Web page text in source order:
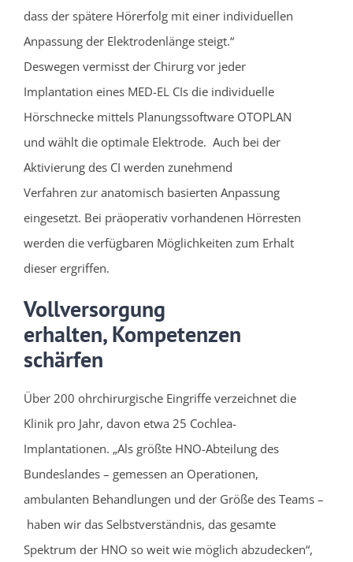
dass der spätere Hörerfolg mit einer individuellen
Anpassung der Elektrodenlänge steigt.“
Deswegen vermisst der Chirurg vor jeder
Implantation eines MED-EL CIs die individuelle
Hörschnecke mittels Planungssoftware OTOPLAN
und wählt die optimale Elektrode. Auch bei der
Aktivierung des CI werden zunehmend
Verfahren zur anatomisch basierten Anpassung
eingesetzt. Bei präoperativ vorhandenen Hörresten
werden die verfügbaren Möglichkeiten zum Erhalt
dieser ergriffen.
Vollversorgung
erhalten, Kompetenzen
schärfen
Über 200 ohrchirurgische Eingriffe verzeichnet die
Klinik pro Jahr, davon etwa 25 Cochlea-
Implantationen. „Als größte HNO-Abteilung des
Bundeslandes – gemessen an Operationen,
ambulanten Behandlungen und der Größe des Teams –
haben wir das Selbstverständnis, das gesamte
Spektrum der HNO so weit wie möglich abzudecken“,